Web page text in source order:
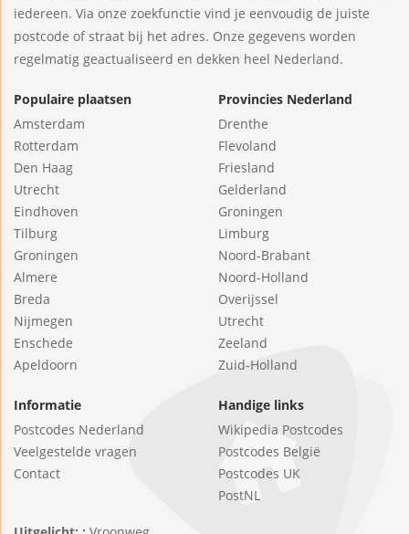
iedereen. Via onze zoekfunctie vind je eenvoudig de juiste
postcode of straat bij het adres. Onze gegevens worden
regelmatig geactualiseerd en dekken heel Nederland.
Populaire plaatsen
Amsterdam
Rotterdam
Den Haag
Utrecht
Eindhoven
Tilburg
Groningen
Almere
Breda
Nijmegen
Enschede
Apeldoorn
Provincies Nederland
Drenthe
Flevoland
Friesland
Gelderland
Groningen
Limburg
Noord-Brabant
Noord-Holland
Overijssel
Utrecht
Zeeland
Zuid-Holland
Informatie
Postcodes Nederland
Veelgestelde vragen
Contact
Handige links
Wikipedia Postcodes
Postcodes België
Postcodes UK
PostNL